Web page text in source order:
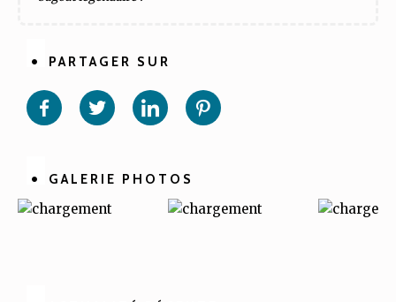
PARTAGER SUR
Partager
sur
Partager
sur sur
GALERIE PHOTOS